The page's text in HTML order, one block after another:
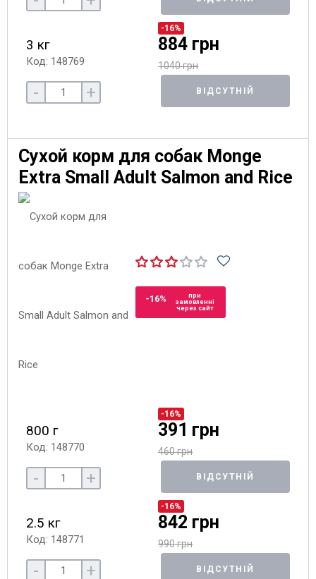
3 кг
Код: 148769
-16%
884 грн
1040 грн
- + ВІДСУТНІЙ
Сухой корм для собак Monge
Extra Small Adult Salmon and Rice
-16%
при
замовленні
через сайт
800 г
Код: 148770
-16%
391 грн
460 грн
- + ВІДСУТНІЙ
2.5 кг
Код: 148771
-16%
842 грн
990 грн
- + ВІДСУТНІЙ